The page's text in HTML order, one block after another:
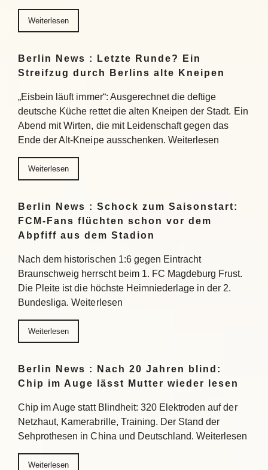
Weiterlesen
Berlin News : Letzte Runde? Ein
Streifzug durch Berlins alte Kneipen
„Eisbein läuft immer“: Ausgerechnet die deftige
deutsche Küche rettet die alten Kneipen der Stadt. Ein
Abend mit Wirten, die mit Leidenschaft gegen das
Ende der Alt-Kneipe ausschenken. Weiterlesen
Weiterlesen
Berlin News : Schock zum Saisonstart:
FCM-Fans flüchten schon vor dem
Abpfiff aus dem Stadion
Nach dem historischen 1:6 gegen Eintracht
Braunschweig herrscht beim 1. FC Magdeburg Frust.
Die Pleite ist die höchste Heimniederlage in der 2.
Bundesliga. Weiterlesen
Weiterlesen
Berlin News : Nach 20 Jahren blind:
Chip im Auge lässt Mutter wieder lesen
Chip im Auge statt Blindheit: 320 Elektroden auf der
Netzhaut, Kamerabrille, Training. Der Stand der
Sehprothesen in China und Deutschland. Weiterlesen
Weiterlesen